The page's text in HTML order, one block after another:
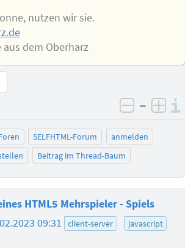
nutzen wir sie.
dem Oberharz
negativ
–
SELFHTML-Forum
anmelden
Beitrag im Thread-Baum
HTML5 Mehrspieler - Spiels
09:31 client-server
javascript